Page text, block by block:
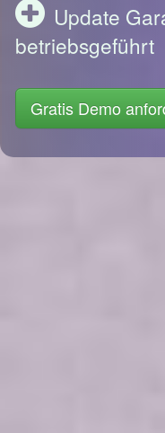
Update
betriebsgeführt
Gratis Demo